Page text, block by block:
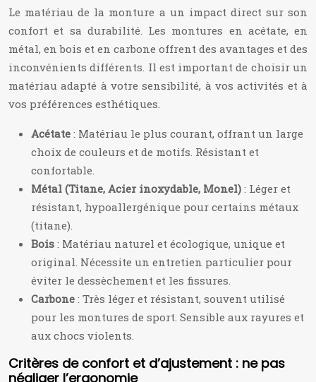
Le matériau de la monture a un impact direct sur son
confort et sa durabilité. Les montures en acétate, en
métal, en bois et en carbone offrent des avantages et des
inconvénients différents. Il est important de choisir un
matériau adapté à votre sensibilité, à vos activités et à
vos préférences esthétiques.
Acétate : Matériau le plus courant, offrant un large
choix de couleurs et de motifs. Résistant et
confortable.
Métal (Titane, Acier inoxydable, Monel) : Léger et
résistant, hypoallergénique pour certains métaux
(titane).
Bois : Matériau naturel et écologique, unique et
original. Nécessite un entretien particulier pour
éviter le dessèchement et les fissures.
Carbone : Très léger et résistant, souvent utilisé
pour les montures de sport. Sensible aux rayures et
aux chocs violents.
Critères de confort et d’ajustement : ne pas
négliger l’ergonomie